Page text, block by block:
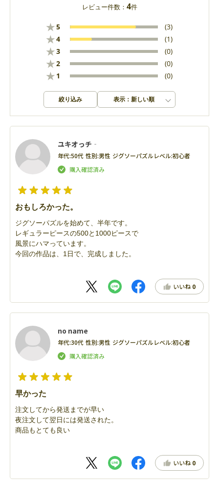
レビュー件数： 4件
★5 (3)
★4 (1)
★3 (0)
★2 (0)
★ 1 (0)
絞り込み 表示：新しい順
ユキオっチ‐
年代:50代 性別:男性 ジグソーパズルレベル:初心者
おもしろかった。
ジグソーパズルを始めて、半年です。
レギュラーピースの500と1000ピースで
風景にハマっています。
今回の作品は、1日で、完成しました。
いいね 0
no name
年代:30代 性別:男性 ジグソーパズルレベル:初心者
早かった
注文してから発送までが早い
夜注文して翌日には発送された。
商品もとても良い
いいね 0